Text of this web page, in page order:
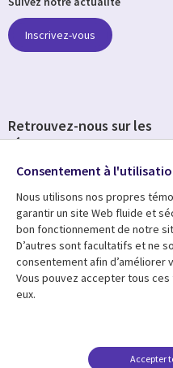
Ressources
Library
Links
Articles
Blog
Inscrivez-vous
Retrouvez-nous sur les
réseaux
Social
Media
FRANCE
Consentement à
Nous utilisons nos propres
garantir un site Web fluide et
bon fonctionnement de notre
D’autres sont facultatifs et ne
consentement afin d’améliorer
Vous pouvez accepter tous ces
eux.
Accepter